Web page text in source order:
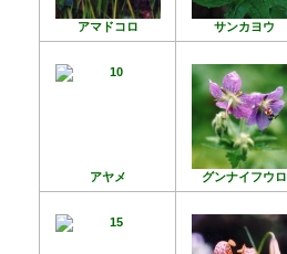
アマドコロ サンカヨウ
アヤメ グンナイフウロ